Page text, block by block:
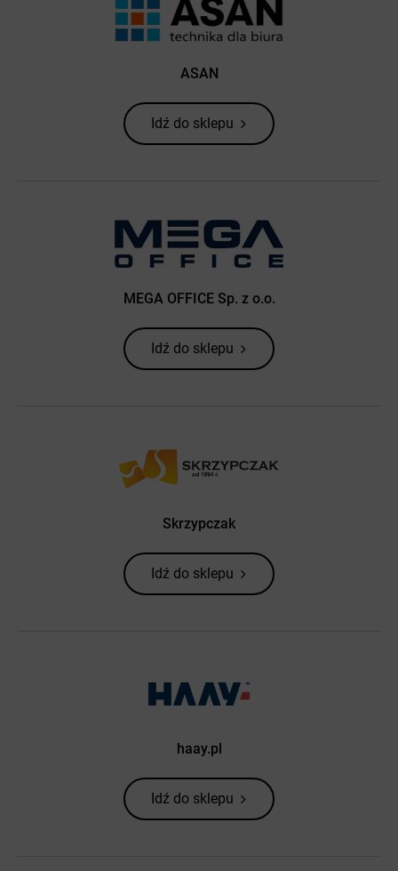
ASAN
Idź do sklepu
MEGA OFFICE Sp. z o.o.
Idź do sklepu
Skrzypczak
Idź do sklepu
haay.pl
Idź do sklepu